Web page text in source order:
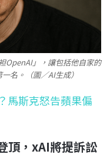
OpenAI」，讓包括他自家的
名。（圖／AI生成）
馬斯克怒告蘋果偏
頂，xAI將提訴訟